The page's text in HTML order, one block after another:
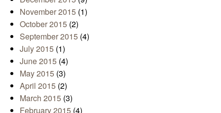
November 2015 (1)
October 2015 (2)
September 2015 (4)
July 2015 (1)
June 2015 (4)
May 2015 (3)
April 2015 (2)
March 2015 (3)
February 2015 (4)